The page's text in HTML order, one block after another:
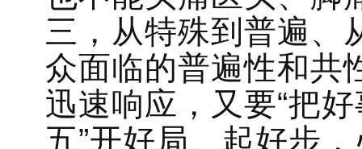
三，从特殊到普遍、
众面临的普遍性和共
迅速响应，又要“把
五”开好局、起好步